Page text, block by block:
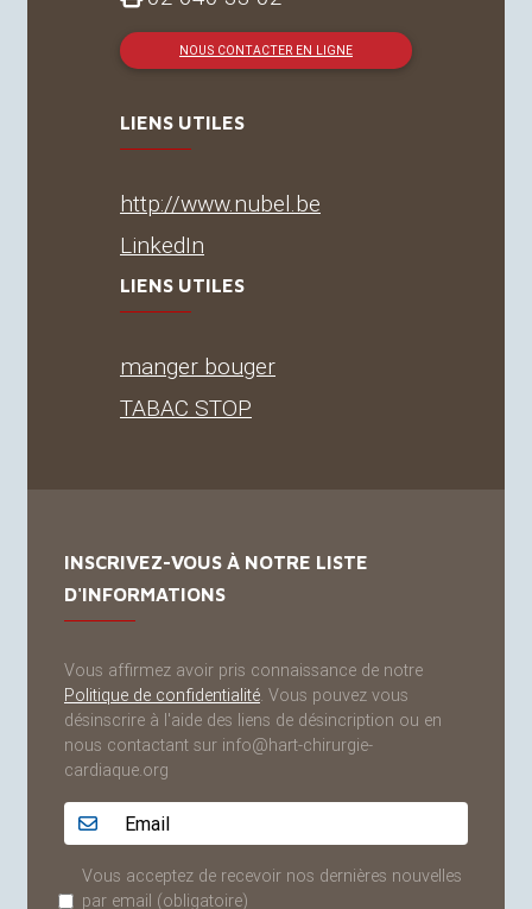
NOUS CONTACTER EN LIGNE
LIENS UTILES
http://www.nubel.be
LinkedIn
LIENS UTILES
manger bouger
TABAC STOP
INSCRIVEZ-VOUS À NOTRE LISTE
D'INFORMATIONS
Vous affirmez avoir pris connaissance de notre
Politique de confidentialité. Vous pouvez vous
désinscrire à l'aide des liens de désincription ou en
nous contactant sur info@hart-chirurgie-
cardiaque.org
Adresse email...
Vous acceptez de recevoir nos dernières nouvelles
par email (obligatoire)